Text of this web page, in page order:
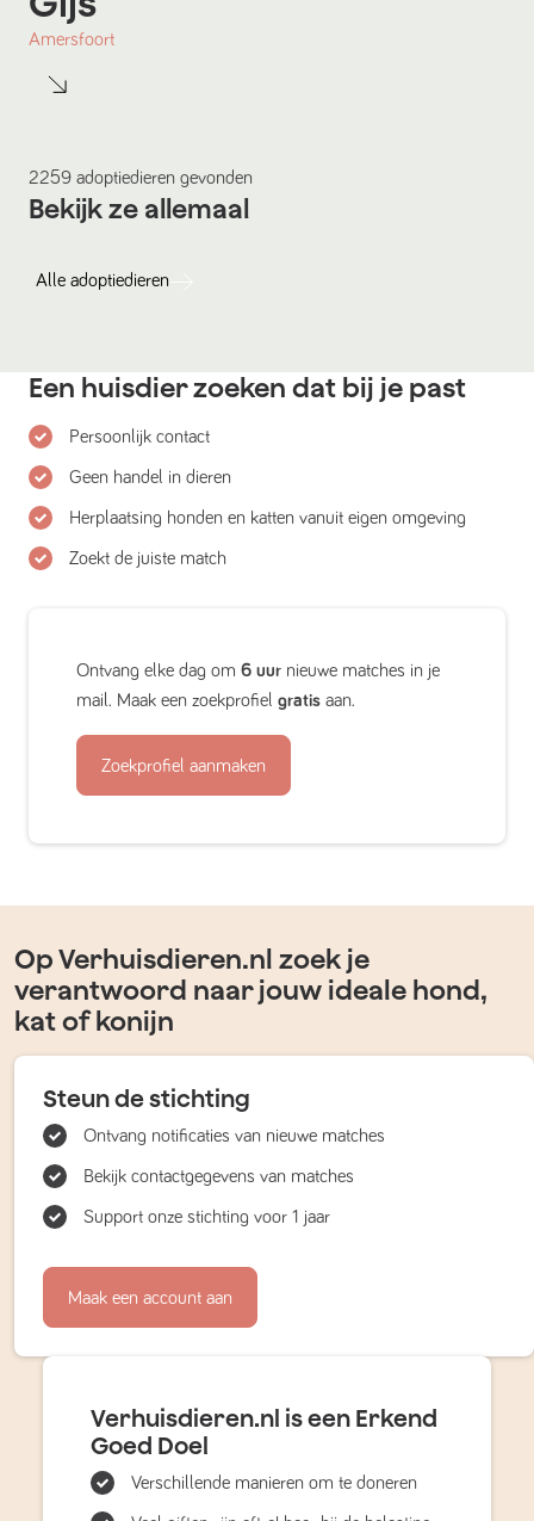
Amersfoort
2259 adoptiedieren gevonden
Bekijk ze allemaal
Alle adoptiedieren
Een huisdier zoeken dat bij je past
Persoonlijk contact
Geen handel in dieren
Herplaatsing honden en katten vanuit eigen omgeving
Zoekt de juiste match
Ontvang elke dag om 6 uur nieuwe matches in je
mail. Maak een zoekprofiel gratis aan.
Zoekprofiel aanmaken
Op Verhuisdieren.nl zoek je
verantwoord naar jouw ideale hond,
kat of konijn
Steun de stichting
Ontvang notificaties van nieuwe matches
Bekijk contactgegevens van matches
Support onze stichting voor 1 jaar
Maak een account aan
Verhuisdieren.nl is een Erkend
Goed Doel
Verschillende manieren om te doneren